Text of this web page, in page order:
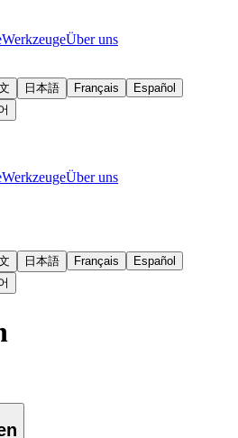
WerkzeugeÜber uns
日本語 Français
Español
WerkzeugeÜber uns
日本語 Français
Español